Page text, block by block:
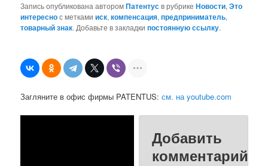
Запись опубликована авторомПатентусв рубрикеНовости,Это
интереснос меткамииск,компенсация,предприниматель,
товарный знак. Добавьте в закладкипостоянную ссылку.
Загляните в офис фирмы PATENTUS:см. на youtube.com
Добавить
комментарий